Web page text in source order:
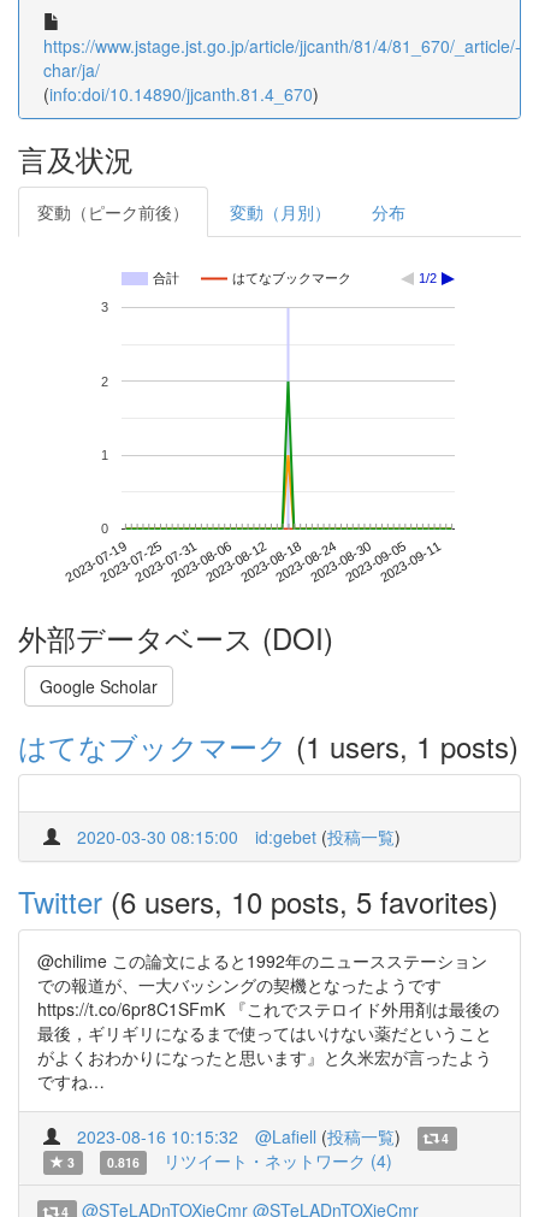
https://www.jstage.jst.go.jp/article/jjcanth/81/4/81_670/_article/-
char/ja/
(info:doi/10.14890/jjcanth.81.4_670)
言及状況
変動（ピーク前後） 変動（月別） 分布
合計 はてなブックマーク 1/2
2023-07-192023-07-252023-07-312023-08-062023-08-122023-08-182023-08-242023-08-302023-09-052023-09-11
0
1
2
3
外部データベース (DOI)
Google Scholar
はてなブックマーク (1 users, 1 posts)
2020-03-30 08:15:00 id:gebet (投稿一覧)
Twitter (6 users, 10 posts, 5 favorites)
@chilime この論文によると1992年のニュースステーション
での報道が、一大バッシングの契機となったようです
https://t.co/6pr8C1SFmK 『これでステロイド外用剤は最後の
最後，ギリギリになるまで使ってはいけない薬だということ
がよくおわかりになったと思います』と久米宏が言ったよう
ですね…
2023-08-16 10:15:32 @Lafiell (投稿一覧)
4
3
0.816 リツイート・ネットワーク (4)
4 @STeLADnTOXjeCmr @STeLADnTOXjeCmr